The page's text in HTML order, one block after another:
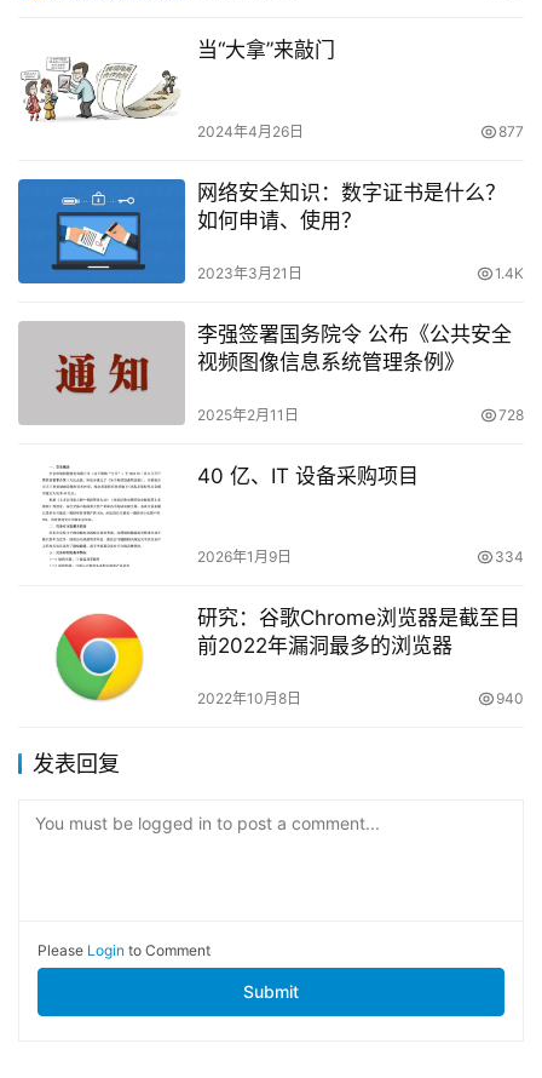
当“大拿”来敲门
2024年4月26日 877
网络安全知识：数字证书是什么？
如何申请、使用？
2023年3月21日 1.4K
李强签署国务院令 公布《公共安全
视频图像信息系统管理条例》
2025年2月11日 728
40 亿、IT 设备采购项目
2026年1月9日 334
研究：谷歌Chrome浏览器是截至目
前2022年漏洞最多的浏览器
2022年10月8日 940
发表回复
You must be logged in to post a comment...
Please Login to Comment
Submit